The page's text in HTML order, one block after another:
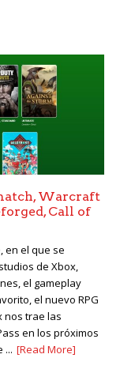
Warcraft
Call of
en el que se
de Xbox,
el gameplay
el nuevo RPG
nos trae las
en los próximos
... [Read More]